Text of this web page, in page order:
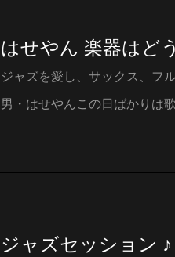
はせやん 楽器はど
ジャズを愛し、サックス、フ
男・はせやんこの日ばかり
ジャズセッション ♪